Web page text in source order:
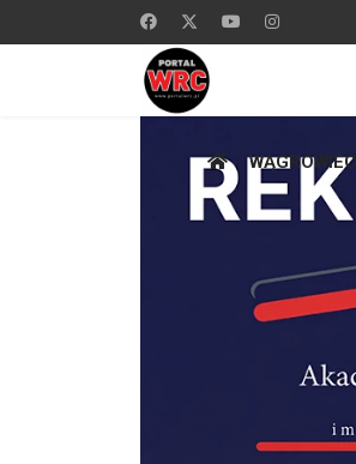
WĄGROWIEC